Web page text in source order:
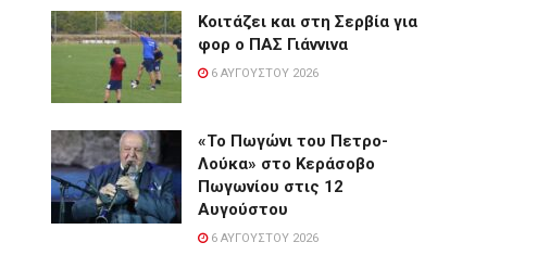
Κοιτάζει και στη Σερβία για
φορ ο ΠΑΣ Γιάννινα
6 ΑΥΓΟΎΣΤΟΥ 2026
«Το Πωγώνι του Πετρο-
Λούκα» στο Κεράσοβο
Πωγωνίου στις 12
Αυγούστου
6 ΑΥΓΟΎΣΤΟΥ 2026